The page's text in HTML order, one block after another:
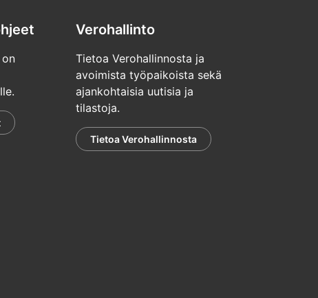
Verohallinto
Tietoa Verohallinnosta ja
avoimista työpaikoista sekä
ajankohtaisia uutisia ja
tilastoja.
Tietoa Verohallinnosta